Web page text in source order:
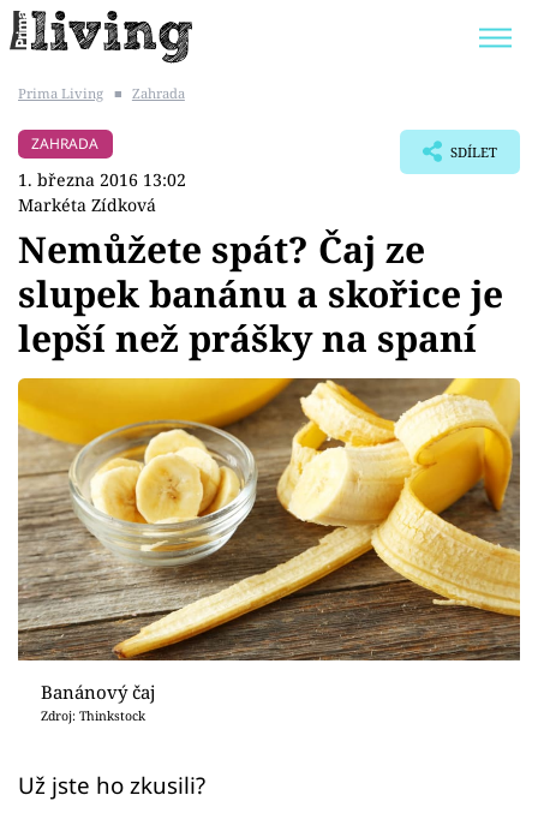
BYDLENÍ SLAVNÝCH
Témata
Bydlení
Zahrada
Design
Sledujte prima+
Přihlášení
Sledujte nás
Prima Living ■ Zahrada
ZAHRADA
1. března 2016 13:02
Markéta Zídková
SDÍLET
Nemůžete spát? Čaj ze
slupek banánu a skořice je
lepší než prášky na spaní
Banánový čaj
Zdroj: Thinkstock
Už jste ho zkusili?